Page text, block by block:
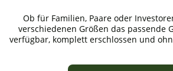
Ob für Familien, Paare oder
verschiedenen Größen das passende
verfügbar, komplett erschlossen und